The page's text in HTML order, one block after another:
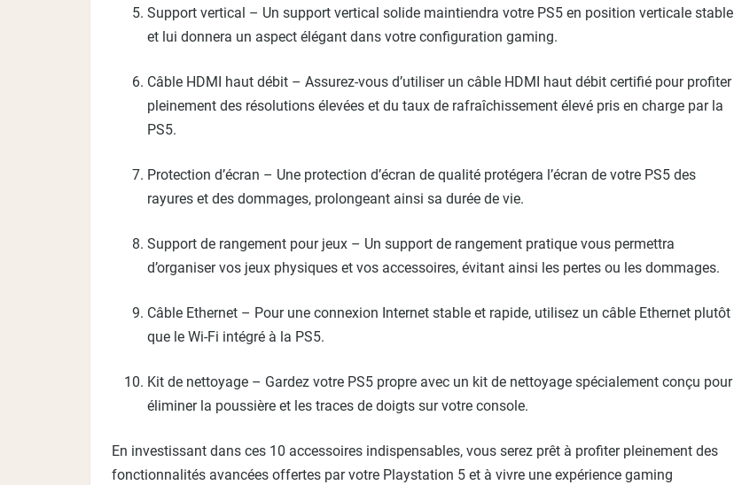
Support vertical – Un support vertical solide maintiendra votre PS5 en position verticale stable
et lui donnera un aspect élégant dans votre configuration gaming.
Câble HDMI haut débit – Assurez-vous d’utiliser un câble HDMI haut débit certifié pour profiter
pleinement des résolutions élevées et du taux de rafraîchissement élevé pris en charge par la
PS5.
Protection d’écran – Une protection d’écran de qualité protégera l’écran de votre PS5 des
rayures et des dommages, prolongeant ainsi sa durée de vie.
Support de rangement pour jeux – Un support de rangement pratique vous permettra
d’organiser vos jeux physiques et vos accessoires, évitant ainsi les pertes ou les dommages.
Câble Ethernet – Pour une connexion Internet stable et rapide, utilisez un câble Ethernet plutôt
que le Wi-Fi intégré à la PS5.
Kit de nettoyage – Gardez votre PS5 propre avec un kit de nettoyage spécialement conçu pour
éliminer la poussière et les traces de doigts sur votre console.
En investissant dans ces 10 accessoires indispensables, vous serez prêt à profiter pleinement des
fonctionnalités avancées offertes par votre Playstation 5 et à vivre une expérience gaming